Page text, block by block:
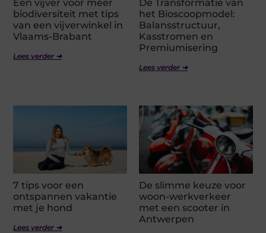
Een vijver voor meer
biodiversiteit met tips
van een vijverwinkel in
Vlaams-Brabant
Lees verder ➜
De Transformatie van
het Bioscoopmodel:
Balansstructuur,
Kasstromen en
Premiumisering
Lees verder ➜
7 tips voor een
ontspannen vakantie
met je hond
Lees verder ➜
De slimme keuze voor
woon-werkverkeer
met een scooter in
Antwerpen